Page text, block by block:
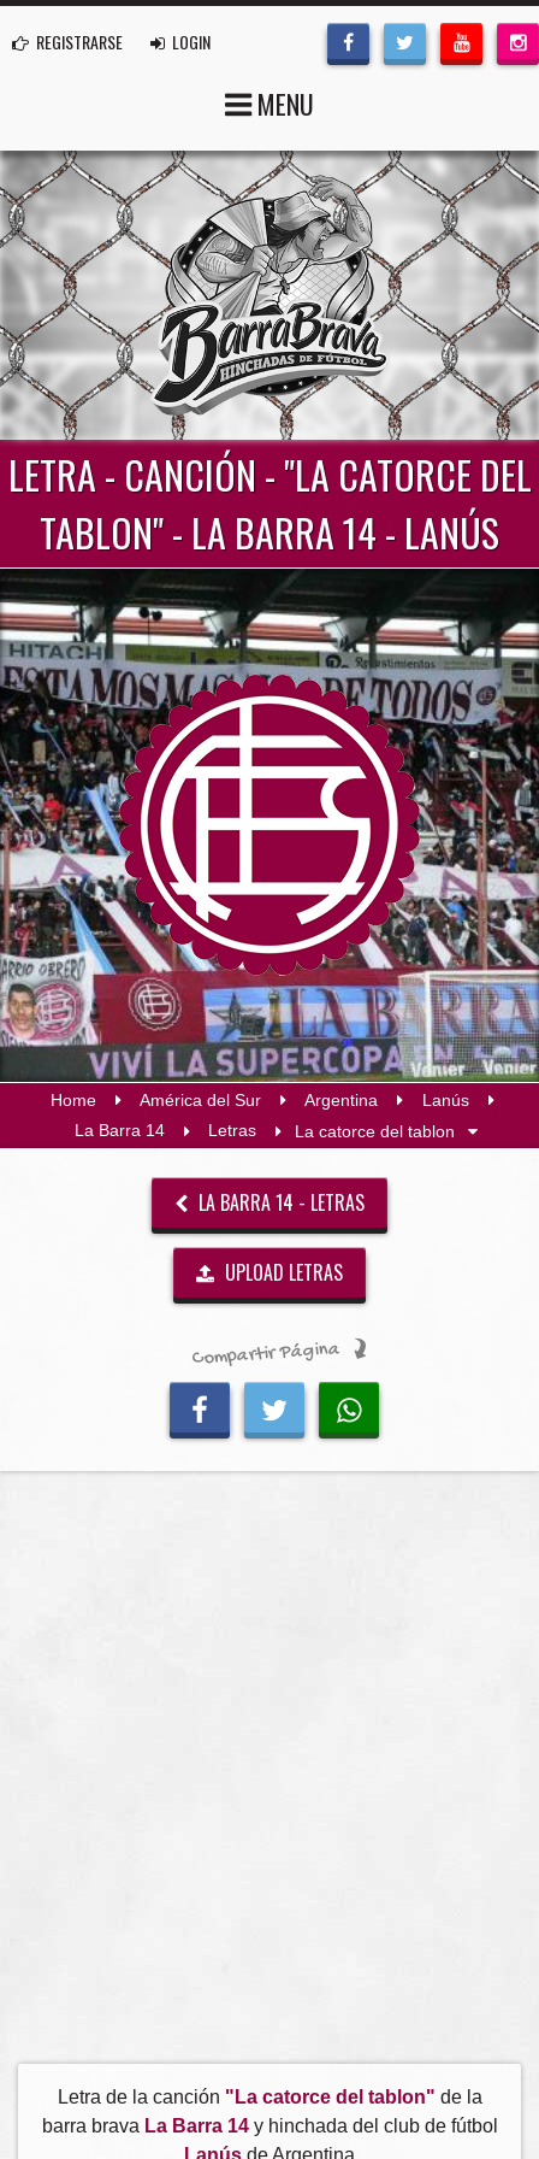
REGISTRARSE LOGIN
MENU
LETRA - CANCIÓN - "LA CATORCE DEL
TABLON" - LA BARRA 14 - LANÚS
Home América del Sur Argentina
Lanús
La Barra 14
Letras La catorce del tablon
LA BARRA 14 - LETRAS
UPLOAD LETRAS
Compartir Página
Letra de la canción "La catorce del tablon" de la
barra brava La Barra 14y hinchada del club de fútbol
Lanús de Argentina